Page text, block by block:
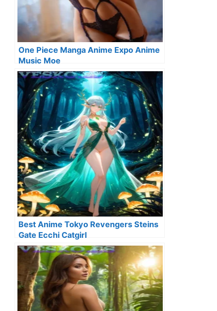
One Piece Manga Anime Expo Anime
Music Moe
Best Anime Tokyo Revengers Steins
Gate Ecchi Catgirl